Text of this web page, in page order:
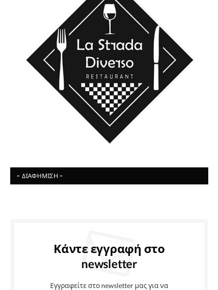
- ΔΙΑΦΉΜΙΣΗ -
Κάντε εγγραφή στο
newsletter
Εγγραφείτε στο newsletter μας για να